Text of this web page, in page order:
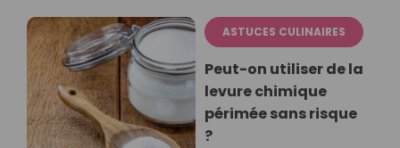
ASTUCES CULINAIRES
Peut-on utiliser de la
levure chimique
périmée sans risque
?